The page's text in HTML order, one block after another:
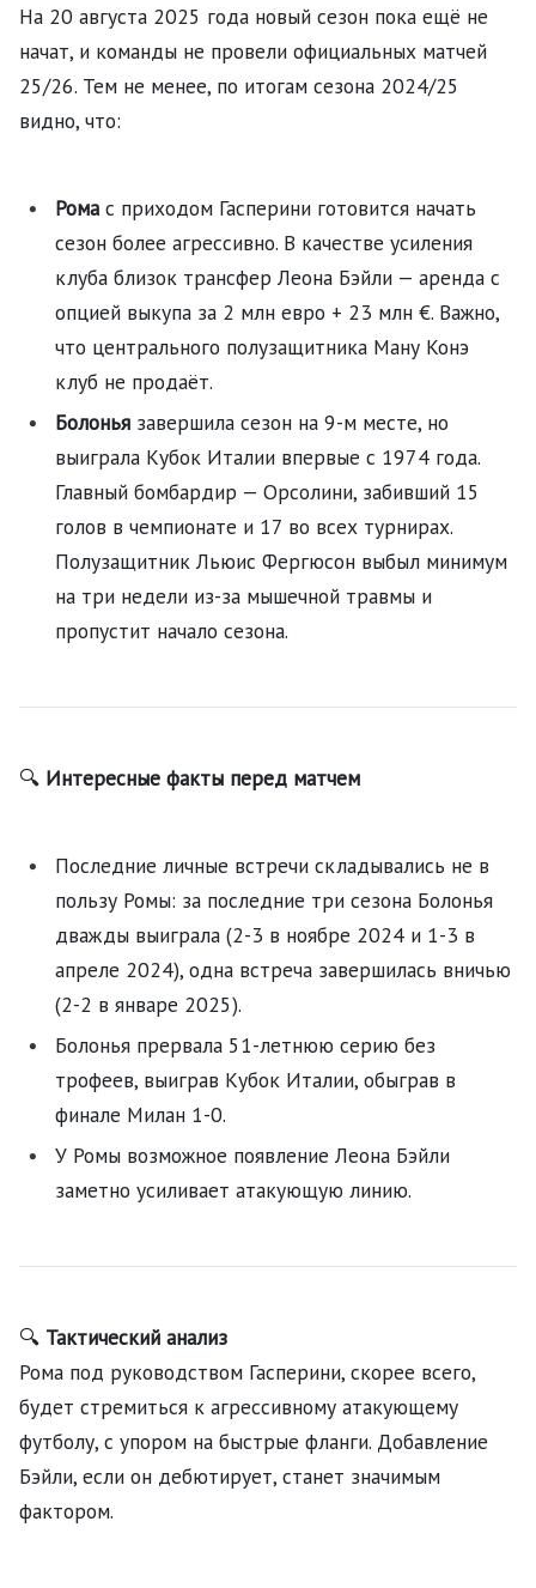
На 20 августа 2025 года новый сезон пока ещё не
начат, и команды не провели официальных матчей
25/26. Тем не менее, по итогам сезона 2024/25
видно, что:
Рома с приходом Гасперини готовится начать
сезон более агрессивно. В качестве усиления
клуба близок трансфер Леона Бэйли — аренда с
опцией выкупа за 2 млн евро + 23 млн €. Важно,
что центрального полузащитника Ману Конэ
клуб не продаёт.
Болонья завершила сезон на 9-м месте, но
выиграла Кубок Италии впервые с 1974 года.
Главный бомбардир — Орсолини, забивший 15
голов в чемпионате и 17 во всех турнирах.
Полузащитник Льюис Фергюсон выбыл минимум
на три недели из-за мышечной травмы и
пропустит начало сезона.
🔍 Интересные факты перед матчем
Последние личные встречи складывались не в
пользу Ромы: за последние три сезона Болонья
дважды выиграла (2-3 в ноябре 2024 и 1-3 в
апреле 2024), одна встреча завершилась вничью
(2-2 в январе 2025).
Болонья прервала 51-летнюю серию без
трофеев, выиграв Кубок Италии, обыграв в
финале Милан 1-0.
У Ромы возможное появление Леона Бэйли
заметно усиливает атакующую линию.
🔍 Тактический анализ
Рома под руководством Гасперини, скорее всего,
будет стремиться к агрессивному атакующему
футболу, с упором на быстрые фланги. Добавление
Бэйли, если он дебютирует, станет значимым
фактором.